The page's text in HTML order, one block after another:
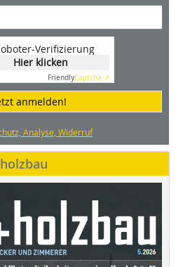
Verifizierung
Hier klicken
FriendlyCaptcha ⇗
anmelden!
Analyse, Widerruf